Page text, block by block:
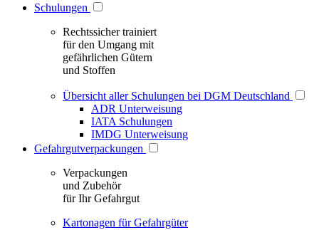
Schulungen
Rechtssicher trainiert
für den Umgang mit
gefährlichen Gütern
und Stoffen
Übersicht aller Schulungen bei DGM Deutschland
ADR Unterweisung
IATA Schulungen
IMDG Unterweisung
Gefahrgutverpackungen
Verpackungen
und Zubehör
für Ihr Gefahrgut
Kartonagen für Gefahrgüter